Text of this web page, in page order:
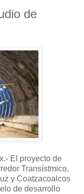
de
El proyecto de
Transístmico,
y Coatzacoalcos
de desarrollo